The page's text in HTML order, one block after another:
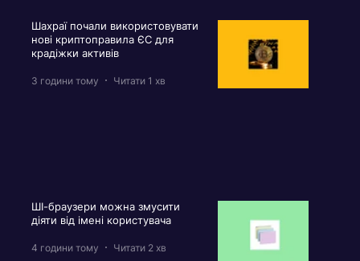
Шахраї почали використовувати
нові криптоправила ЄС для
крадіжки активів
3 години тому Читати 1 хв
ШІ-браузери можна змусити
діяти від імені користувача
4 години тому Читати 2 хв